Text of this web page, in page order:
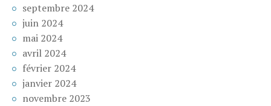
septembre 2024
juin 2024
mai 2024
avril 2024
février 2024
janvier 2024
novembre 2023